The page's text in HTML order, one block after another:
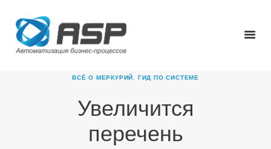
ВСЁ О МЕРКУРИЙ ГИД ПО СИСТЕМЕ
Увеличится
перечень
ГЛАВНАЯ
О КОМПАНИИ